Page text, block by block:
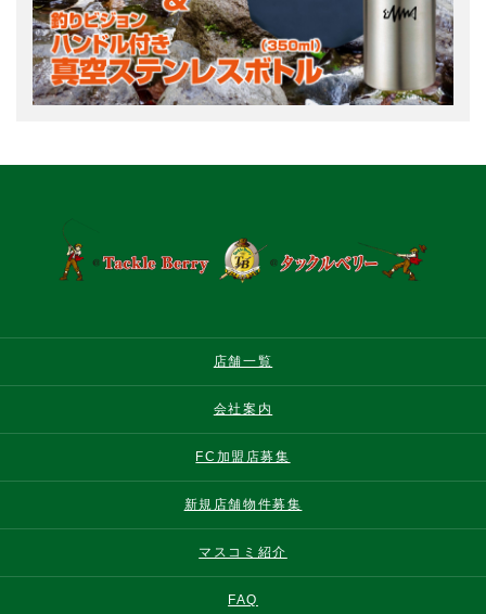
店舗一覧
会社案内
FC加盟店募集
新規店舗物件募集
マスコミ紹介
FAQ